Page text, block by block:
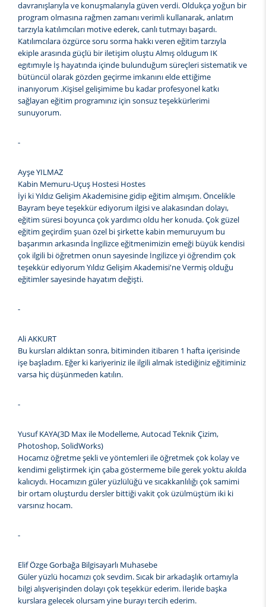
davranışlarıyla ve konuşmalarıyla güven verdi. Oldukça yoğun bir
program olmasına rağmen zamanı verimli kullanarak, anlatım
tarzıyla katılımcıları motive ederek, canlı tutmayı başardı.
Katılımcılara özgürce soru sorma hakkı veren eğitim tarzıyla
ekiple arasında güçlü bir iletişim oluştu Almış oldugum IK
egıtımıyle İş hayatında içinde bulunduğum süreçleri sistematik ve
bütüncül olarak gözden geçirme imkanını elde ettiğime
inanıyorum .Kişisel gelişimime bu kadar profesyonel katkı
sağlayan eğitim programınız için sonsuz teşekkürlerimi
sunuyorum.
-
Ayşe YILMAZ
Kabin Memuru-Uçuş Hostesi Hostes
İyi ki Yıldız Gelişim Akademisine gidip eğitim almışım. Öncelikle
Bayram beye teşekkür ediyorum ilgisi ve alakasından dolayı,
eğitim süresi boyunca çok yardımcı oldu her konuda. Çok güzel
eğitim geçirdim şuan özel bi şirkette kabin memuruyum bu
başarımın arkasında İngilizce eğitmenimizin emeği büyük kendisi
çok ilgili bi öğretmen onun sayesinde İngilizce yi öğrendim çok
teşekkür ediyorum Yıldız Gelişim Akademisi'ne Vermiş olduğu
eğitimler sayesinde hayatım değişti.
-
Ali AKKURT
Bu kursları aldıktan sonra, bitiminden itibaren 1 hafta içerisinde
işe başladım. Eğer ki kariyeriniz ile ilgili almak istediğiniz eğitiminiz
varsa hiç düşünmeden katılın.
-
Yusuf KAYA(3D Max ile Modelleme, Autocad Teknik Çizim,
Photoshop, SolidWorks)
Hocamız öğretme şekli ve yöntemleri ile öğretmek çok kolay ve
kendimi geliştirmek için çaba göstermeme bile gerek yoktu akılda
kalıcıydı. Hocamızın güler yüzlülüğü ve sıcakkanlılığı çok samimi
bir ortam oluşturdu dersler bittiği vakit çok üzülmüştüm iki ki
varsınız hocam.
-
Elif Özge Gorbağa Bilgisayarlı Muhasebe
Güler yüzlü hocamızı çok sevdim. Sıcak bir arkadaşlık ortamıyla
bilgi alışverişinden dolayı çok teşekkür ederim. İleride başka
kurslara gelecek olursam yine burayı tercih ederim.